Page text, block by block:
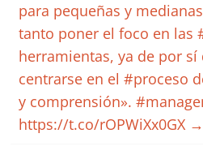
para pequeñas y
tanto poner el foco en las
herramientas, ya de por
centrarse en el #proceso
y comprensión».
https://t.co/rOPWiXx0GX →